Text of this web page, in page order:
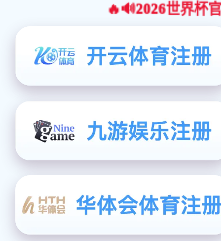
🔥🔊2026世界杯官网合